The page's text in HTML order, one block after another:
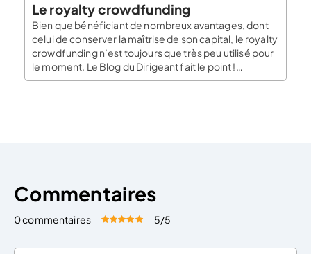
Le royalty crowdfunding
Bien que bénéficiant de nombreux avantages, dont
celui de conserver la maîtrise de son capital, le royalty
crowdfunding n’est toujours que très peu utilisé pour
le moment. Le Blog du Dirigeant fait le point !
Présentation du royalty crowfunding Il est possible de
Commentaires
0 commentaires Évaluez cet article:
5/5